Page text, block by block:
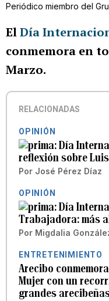
Periódico miembro del
ElDía
conmemora en
Marzo.
RELACIONADAS
OPINIÓN
Día
reflexión sobre
Por José Pérez Díaz
OPINIÓN
Día
Trabajadora: más
Por Migdalia
ENTRETENIMIENTO
Arecibo
Mujer con un
grandes